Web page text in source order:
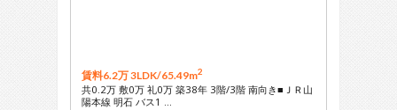
賃料6.2万 3LDK/65.49m2
共0.2万 敷0万 礼0万 築38年 3階/3階 南向き■ＪＲ山
陽本線 明石 バス1 …